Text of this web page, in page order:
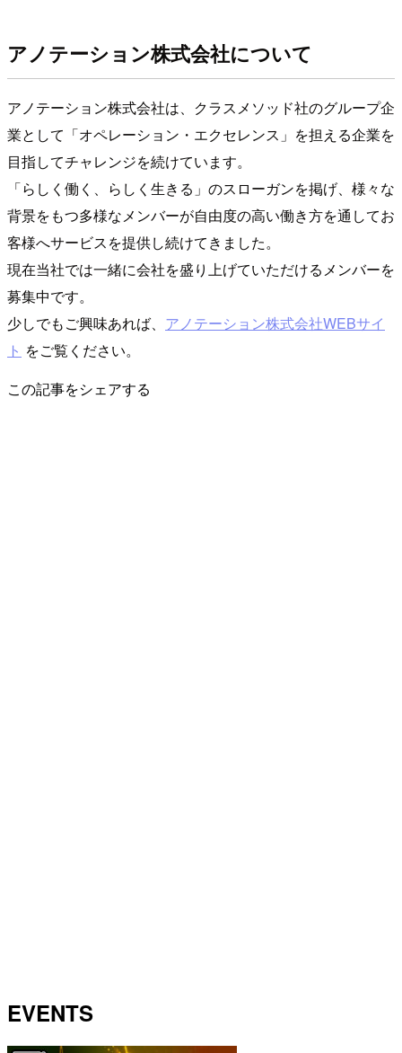
アノテーション株式会社について
アノテーション株式会社は、クラスメソッド社のグループ企
業として「オペレーション・エクセレンス」を担える企業を
目指してチャレンジを続けています。
「らしく働く、らしく生きる」のスローガンを掲げ、様々な
背景をもつ多様なメンバーが自由度の高い働き方を通してお
客様へサービスを提供し続けてきました。
現在当社では一緒に会社を盛り上げていただけるメンバーを
募集中です。
少しでもご興味あれば、 アノテーション株式会社WEBサイ
ト をご覧ください。
この記事をシェアする
EVENTS